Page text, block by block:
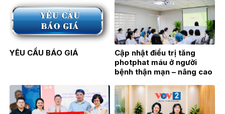
Bích Hằng
tại Bệnh viện Đa khoa Hoài
Đức
YÊU CẦU BÁO GIÁ
Cập nhật điều trị tăng
photphat máu ở người
bệnh thận mạn – nâng cao
hành lâm sàng